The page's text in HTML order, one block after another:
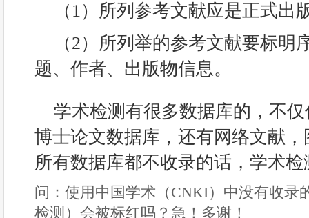
（1）所列参考文献应是正式出
（2）所列举的参考文献要标明
题、作者、出版物信息。
学术检测有很多数据库的，不
博士论文数据库，还有网络文献
所有数据库都不收录的话，学术
问：使用中国学术（CNKI）中没有收录
检测）会被标红吗？急！多谢！